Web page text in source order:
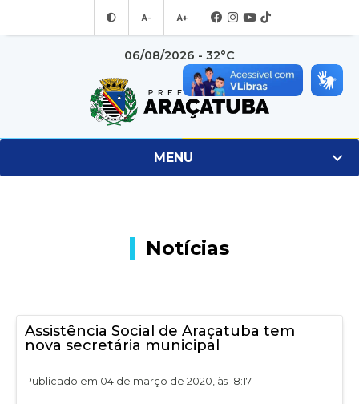
A- A+
06/08/2026 - 32°C
MENU
Notícias
Assistência Social de Araçatuba tem
nova secretária municipal
Publicado em 04 de março de 2020, às 18:17